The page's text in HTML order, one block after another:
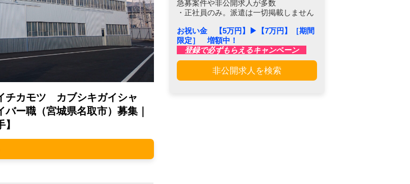
チカモツ カブシキガイシャ
ー職（宮城県名取市）募集｜
急募案件や非公開求人が多数
・正社員のみ。派遣は一切掲載しません
お祝い金 【5万円】▶︎【7万円】［期間
限定］ 増額中！
登録で必ずもらえるキャンペーン
非公開求人を検索